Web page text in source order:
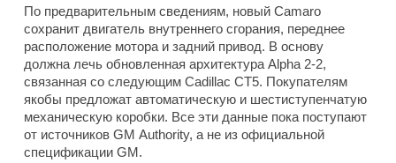
По предварительным сведениям, новый Camaro
сохранит двигатель внутреннего сгорания, переднее
расположение мотора и задний привод. В основу
должна лечь обновленная архитектура Alpha 2-2,
связанная со следующим Cadillac CT5. Покупателям
якобы предложат автоматическую и шестиступенчатую
механическую коробки. Все эти данные пока поступают
от источников GM Authority, а не из официальной
спецификации GM.